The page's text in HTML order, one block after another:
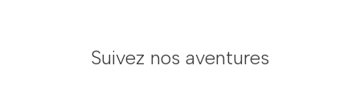
Suivez nos aventures